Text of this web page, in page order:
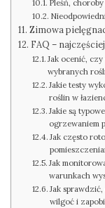
Pleśń,
Zimowa
FAQ –
Jak ocenić,
wybranych
Jakie testy
roślin w
Jakie są
ogrzewaniem
Jak często
Jak
warunkach
Jak
wilgoć i